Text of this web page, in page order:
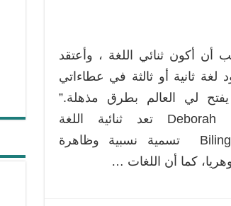
أن أكون ثنائي اللغة ، وأعتقد
لغة ثانية أو ثالثة في عطاءاتي
لي العالم بطرق مذهلة.”
Deborah Raney تعد ثنائية اللغة
Bilingualism تسمية نسبية وظاهرة
كما أن اللغات …